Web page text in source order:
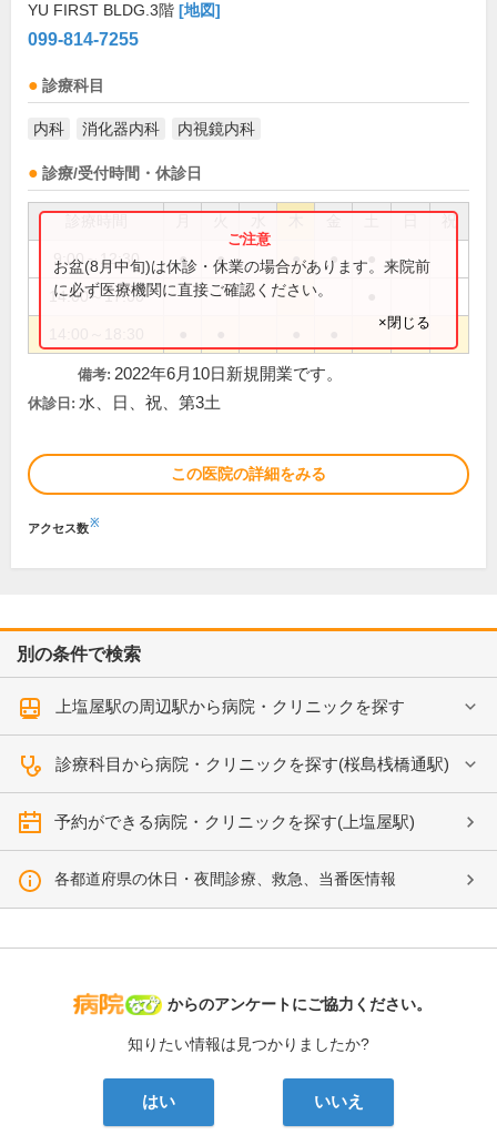
YU FIRST BLDG.3階 [地図]
099-814-7255
診療科目
内科 消化器内科 内視鏡内科
診療/受付時間・休診日
祝
9:00～12:30 ● ● ● ●
14:00～17:00
お盆(8月中旬)は休診・休業の場合があります。来院前
に必ず医療機関に直接ご確認ください。
×閉じる
備考: 2022年6月10日新規開業です。
休診日: 水、日、祝、第3土
この医院の詳細をみる
アクセス数※
別の条件で検索
上塩屋駅の周辺駅から病院・クリニックを探す
診療科目から病院・クリニックを探す(桜島桟橋通駅)
予約ができる病院・クリニックを探す(上塩屋駅)
各都道府県の休日・夜間診療、救急、当番医情報
病院なび
からのアンケートにご協力ください。
知りたい情報は見つかりましたか?
はい いいえ